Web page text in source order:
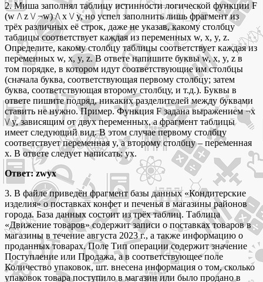
2. Миша заполнял таблицу истинности логической функции F
(w /\ z \/ ¬w) /\ x \/ y, но успел заполнить лишь фрагмент из
трёх различных её строк, даже не указав, какому столбцу
таблицы соответствует каждая из переменных w, x, y, z.
Определите, какому столбцу таблицы соответствует каждая из
переменных w, x, y, z. В ответе напишите буквы w, x, y, z в
том порядке, в котором идут соответствующие им столбцы
(сначала буква, соответствующая первому столбцу; затем
буква, соответствующая второму столбцу, и т.д.). Буквы в
ответе пишите подряд, никаких разделителей между буквами
ставить не нужно. Пример. Функция F задана выражением ¬x
\/ y, зависящим от двух переменных, а фрагмент таблицы
имеет следующий вид. В этом случае первому столбцу
соответствует переменная y, а второму столбцу – переменная
x. В ответе следует написать: yx.
Ответ: zwyx
3. В файле приведён фрагмент базы данных «Кондитерские
изделия» о поставках конфет и печенья в магазины районов
города. База данных состоит из трёх таблиц. Таблица
«Движение товаров» содержит записи о поставках товаров в
магазины в течение августа 2023 г., а также информацию о
проданных товарах. Поле Тип операции содержит значение
Поступление или Продажа, а в соответствующее поле
Количество упаковок, шт. внесена информация о том, сколько
упаковок товара поступило в магазин или было продано в